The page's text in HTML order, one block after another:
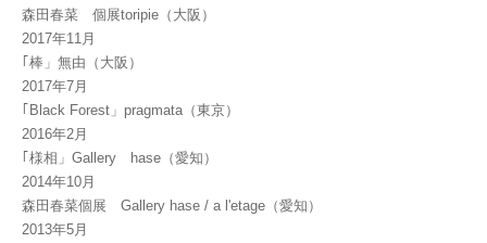
森田春菜 個展toripie（大阪）
2017年11月
｢棒」無由（大阪）
2017年7月
｢Black Forest」pragmata（東京）
2016年2月
｢様相」Gallery hase（愛知）
2014年10月
森田春菜個展 Gallery hase / a l'etage（愛知）
2013年5月